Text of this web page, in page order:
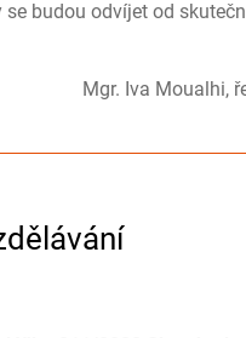
budou odvíjet od